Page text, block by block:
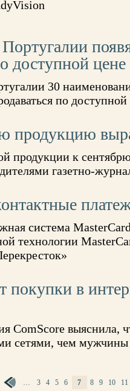
доступной цене
30
по
продукцию
продукции к
газетно-
система
технологии
в
ComScore выяснила,
сетями, чем
… 3 4 5 6 7 8 9 10 11